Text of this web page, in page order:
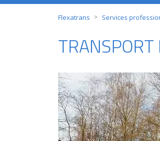
Flexatrans > Services
TRANSPORT